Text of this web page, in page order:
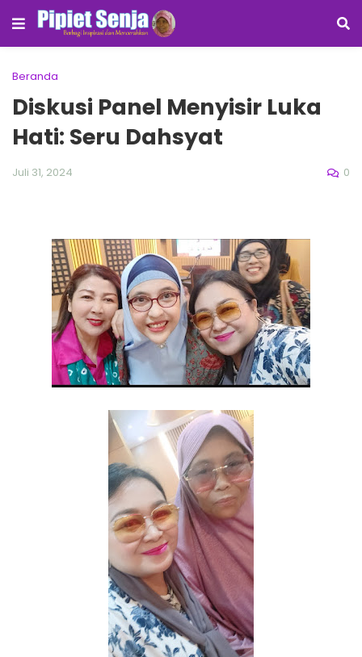
Beranda
Diskusi Panel Menyisir Luka
Hati: Seru Dahsyat
Juli 31, 2024 0